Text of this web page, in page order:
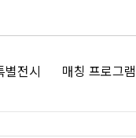
별전시 매칭 프로그램